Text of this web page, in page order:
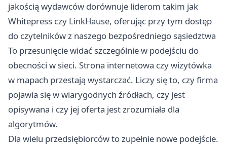
jakością wydawców dorównuje liderom takim jak
Whitepress czy LinkHause, oferując przy tym dostęp
do czytelników z naszego bezpośredniego sąsiedztwa
To przesunięcie widać szczególnie w podejściu do
obecności w sieci. Strona internetowa czy wizytówka
w mapach przestają wystarczać. Liczy się to, czy firma
pojawia się w wiarygodnych źródłach, czy jest
opisywana i czy jej oferta jest zrozumiała dla
algorytmów.
Dla wielu przedsiębiorców to zupełnie nowe podejście.